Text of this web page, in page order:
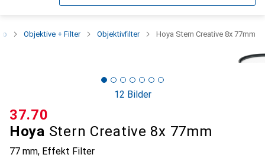
Objektive + Filter Objektivfilter Hoya Stern Creative 8x 77mm
12 Bilder
Hoya Stern Creative 8x 77mm
77 mm, Effekt Filter
CHF
37.70